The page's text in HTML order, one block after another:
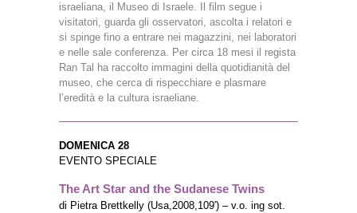
israeliana, il Museo di Israele. Il film segue i
visitatori, guarda gli osservatori, ascolta i relatori e
si spinge fino a entrare nei magazzini, nei laboratori
e nelle sale conferenza. Per circa 18 mesi il regista
Ran Tal ha raccolto immagini della quotidianità del
museo, che cerca di rispecchiare e plasmare
l’eredità e la cultura israeliane.
DOMENICA 28
EVENTO SPECIALE
The Art Star and the Sudanese Twins
di Pietra Brettkelly (Usa,2008,109′) – v.o. ing sot.